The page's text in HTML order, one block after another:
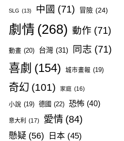
SLG (13) 中國 (71) 冒險 (24)
劇情 (268) 動作 (71)
動畫 (20) 台灣 (31) 同志 (71)
喜劇 (154) 城市畫報 (19)
奇幻 (101) 家庭 (16)
小說 (19) 德國 (22) 恐怖 (40)
意大利 (17) 愛情 (84)
懸疑 (56) 日本 (45)